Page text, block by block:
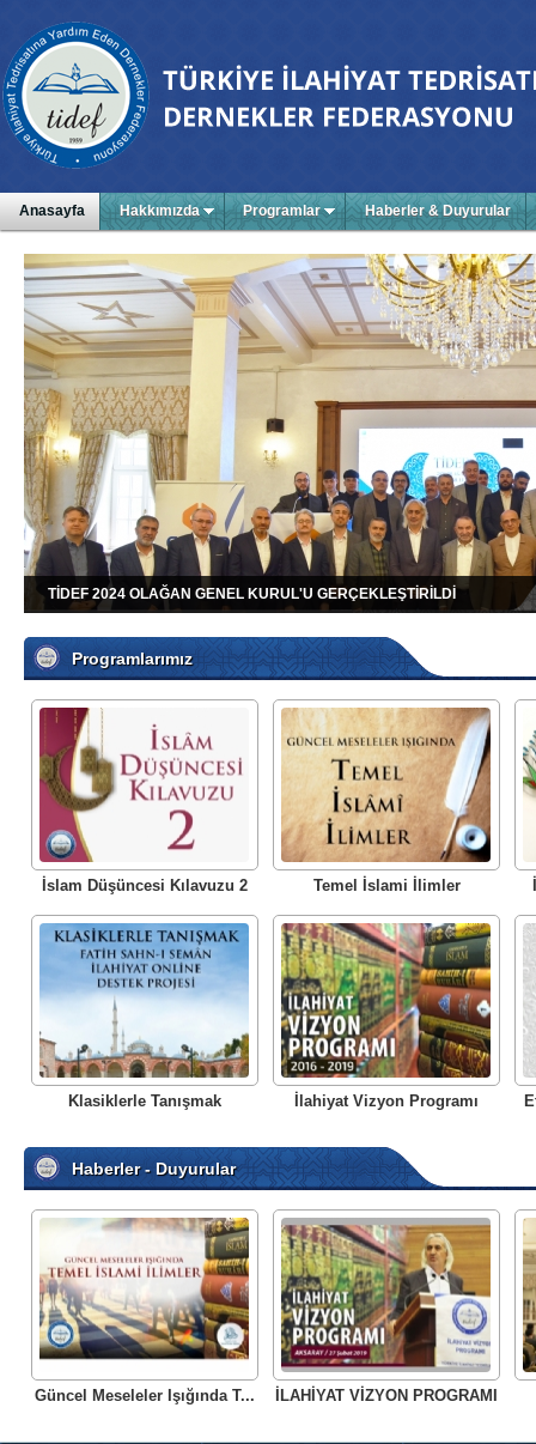
Anasayfa Hakkımızda Programlar Haberler & Duyurular
TİDEF 2024 OLAĞAN GENEL KURUL'U GERÇEKLEŞTİRİLDİ
Programlarımız
İslam Düşüncesi Kılavuzu 2 Temel İslami İlimler
Klasiklerle Tanışmak İlahiyat Vizyon Programı
Haberler - Duyurular
Güncel Meseleler Işığında T... İLAHİYAT VİZYON PROGRAMI